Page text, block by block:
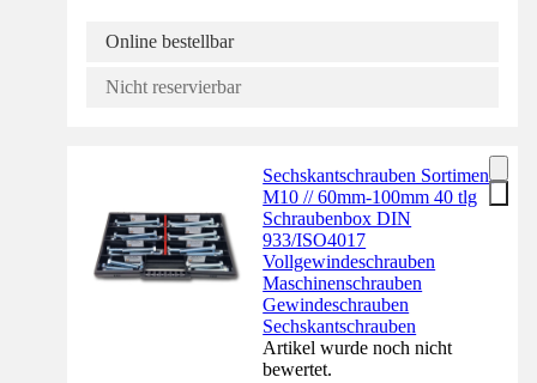
Online bestellbar
Nicht reservierbar
Sechskantschrauben Sortiment
M10 // 60mm-100mm 40 tlg
Schraubenbox DIN
933/ISO4017
Vollgewindeschrauben
Maschinenschrauben
Gewindeschrauben
Sechskantschrauben
Artikel wurde noch nicht
bewertet.